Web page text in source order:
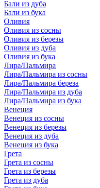
Бали из дуба
Бали из бука
Оливия
Оливия из сосны
Оливия из березы
Оливия из дуба
Оливия из бука
Лира/Пальмира
Лира/Пальмира из сосны
Лира/Пальмира береза
Лира/Пальмира из дуба
Лира/Пальмира из бука
Венеция
Венеция из сосны
Венеция из березы
Венеция из дуба
Венеция из бука
Грета
Грета из сосны
Грета из березы
Грета из дуба